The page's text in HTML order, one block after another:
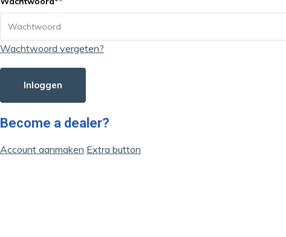
Wachtwoord vergeten?
Inloggen
Become a dealer?
Account aanmaken Extra button